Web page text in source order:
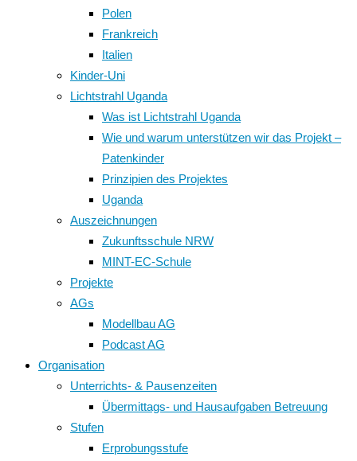
Polen
Frankreich
Italien
Kinder-Uni
Lichtstrahl Uganda
Was ist Lichtstrahl Uganda
Wie und warum unterstützen wir das Projekt –
Patenkinder
Prinzipien des Projektes
Uganda
Auszeichnungen
Zukunftsschule NRW
MINT-EC-Schule
Projekte
AGs
Modellbau AG
Podcast AG
Organisation
Unterrichts- & Pausenzeiten
Übermittags- und Hausaufgaben Betreuung
Stufen
Erprobungsstufe